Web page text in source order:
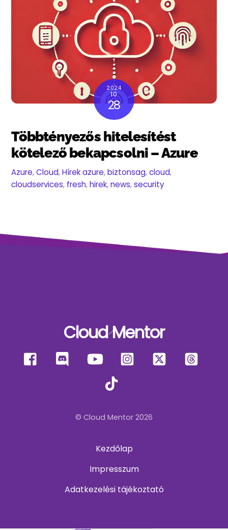
2024
10
28
Többtényezős hitelesítést
kötelező bekapcsolni – Azure
Azure,Cloud,Hírek azure,biztonsag,cloud,
cloudservices, fresh,hirek,news,security
Back
Top
Cloud Mentor
Facebook Discord YouTube Instagram
© Cloud Mentor 2026
Kezdőlap
Impresszum
Adatkezelési tájékoztató